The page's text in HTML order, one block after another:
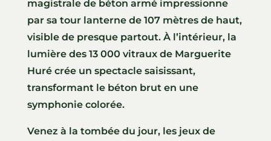
magistrale de béton armé impressionne
par sa tour lanterne de 107 mètres de haut,
visible de presque partout. À l’intérieur, la
lumière des 13 000 vitraux de Marguerite
Huré crée un spectacle saisissant,
transformant le béton brut en une
symphonie colorée.
Venez à la tombée du jour, les jeux de